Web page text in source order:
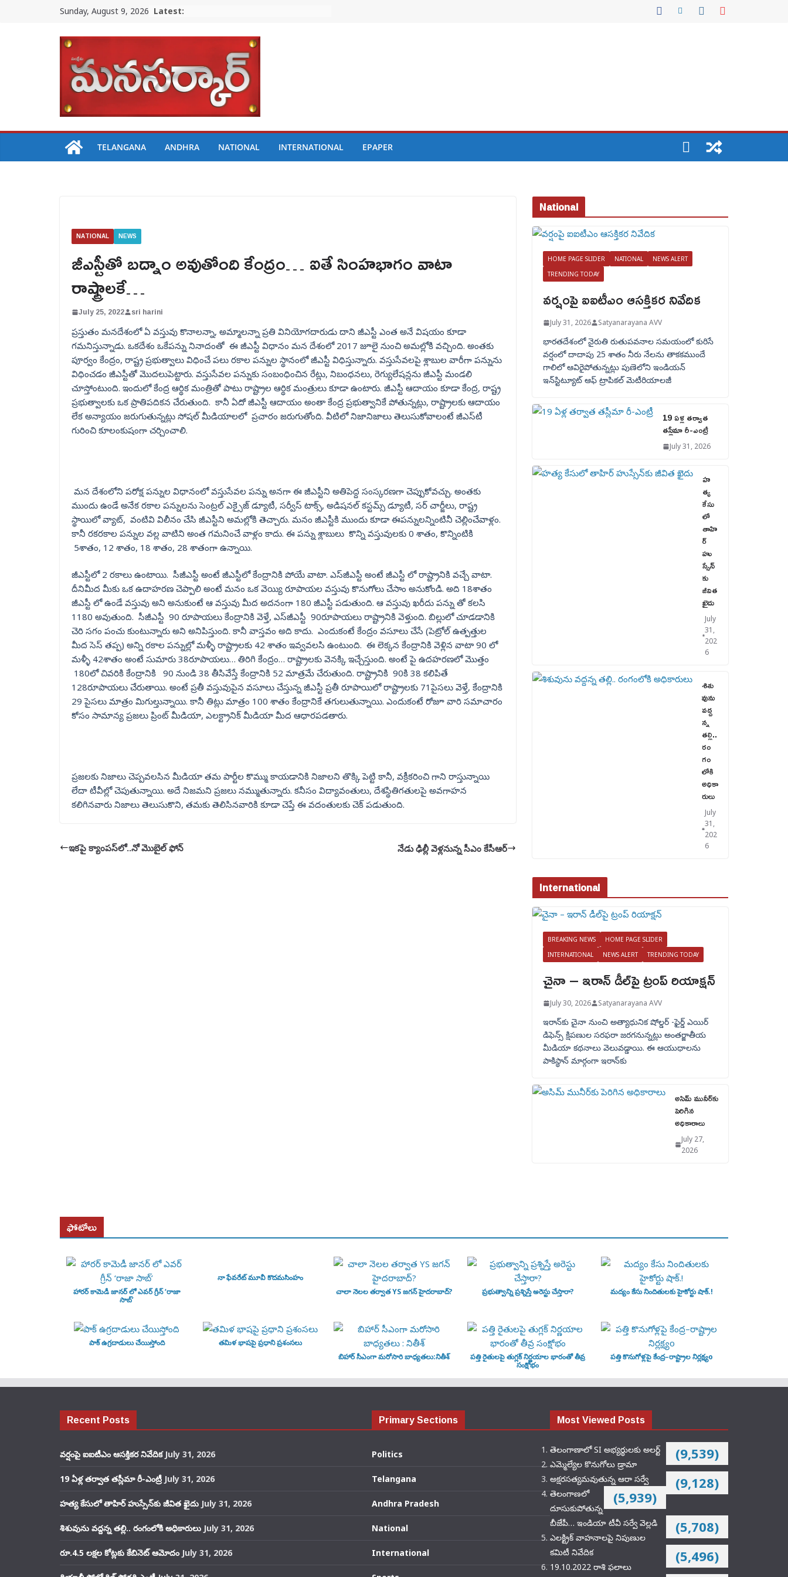
Sunday, August 9, 2026 Latest:
TELANGANA ANDHRA NATIONAL INTERNATIONAL EPAPER
NATIONAL NEWS
జీఎస్టీతో బద్నాం అవుతోంది కేంద్రం… ఐతే సింహభాగం వాటా
రాష్ట్రాలకే…
July 25, 2022 sri harini
ప్రస్తుతం మనదేశంలో ఏ వస్తువు కొనాలన్నా, అమ్మాలన్నా ప్రతి వినియోగదారుడు దాని జీఎస్టీ ఎంత అనే విషయం కూడా
గమనిస్తున్నాడు. ఒకదేశం ఒకేపన్ను నినాదంతో ఈ జీఎస్టీ విధానం మన దేశంలో 2017 జూలై నుంచి అమల్లోకి వచ్చింది. అంతకు
పూర్వం కేంద్రం, రాష్ట్ర ప్రభుత్వాలు విధించే పలు రకాల పన్నుల స్థానంలో జీఎస్టీ విధిస్తున్నారు. వస్తుసేవలపై శ్లాబుల వారీగా పన్నును
విధించడం జీఎస్టీతో మొదలుపెట్టారు. వస్తుసేవల పన్నుకు సంబంధించిన రేట్లు, నిబంధనలు, రెగ్యులేషన్లను జీఎస్టీ మండలి
చూస్తోంటుంది. ఇందులో కేంద్ర ఆర్థిక మంత్రితో పాటు రాష్ట్రాల ఆర్థిక మంత్రులు కూడా ఉంటారు. జీఎస్టీ ఆదాయం కూడా కేంద్ర, రాష్ట్ర
ప్రభుత్వాలకు ఒక ప్రాతిపదికన చేరుతుంది. కానీ ఏదో జీఎస్టీ ఆదాయం అంతా కేంద్ర ప్రభుత్వానికే పోతున్నట్లు, రాష్ట్రాలకు ఆదాయం
లేక అన్యాయం జరుగుతున్నట్లు సోషల్‌ మీడియాలలో ప్రచారం జరుగుతోంది. వీటిలో నిజానిజాలు తెలుసుకోవాలంటే జీఎస్‌టీ
గురించి కూలంకుషంగా చర్చించాలి.
మన దేశంలోని పరోక్ష పన్నుల విధానంలో వస్తుసేవల పన్ను అనగా ఈ జీఎస్టీని అతిపెద్ద సంస్కరణగా చెప్పుకోవచ్చు. అంతకు
ముందు ఉండే అనేక రకాల పన్నులను సెంట్రల్ ఎక్సైజ్ డ్యూటీ, సర్వీస్ టాక్స్, అడిషనల్ కస్టమ్స్ డ్యూటీ, సర్ చార్జీలు, రాష్ట్ర
స్థాయిలో వ్యాట్, వంటివి విలీనం చేసి జీఎస్టీని అమల్లోకి తెచ్చారు. మనం జీఎస్టీకి ముందు కూడా ఈపన్నులన్నింటినీ చెల్లించేవాళ్లం.
కానీ రకరకాల పన్నుల వల్ల వాటిని అంత గమనించే వాళ్లం కాదు. ఈ పన్ను శ్లాబులు కొన్ని వస్తువులకు 0 శాతం, కొన్నింటికి
5శాతం, 12 శాతం, 18 శాతం, 28 శాతంగా ఉన్నాయి.
జీఎస్టీలో 2 రకాలు ఉంటాయి. సీజీఎస్టీ అంటే జీఎస్టీలో కేంద్రానికి పోయే వాటా. ఎస్‌జీఎస్టీ అంటే జీఎస్టీ లో రాష్ట్రానికి వచ్చే వాటా.
దీనిమీద మీకు ఒక ఉదాహరణ చెప్పాలి అంటే మనం ఒక వెయ్యి రూపాయల వస్తువు కొనుగోలు చేసాం అనుకోండి. అది 18శాతం
జీఎస్టీ లో ఉండే వస్తువు అని అనుకుంటే ఆ వస్తువు మీద అదనంగా 180 జీఎస్టీ పడుతుంది. ఆ వస్తువు ఖరీదు పన్ను తో కలసి
1180 అవుతుంది. సీజీఎస్టీ 90 రూపాయలు కేంద్రానికి వెళ్తే, ఎస్‌జీఎస్టీ 90రూపాయలు రాష్ట్రానికి వెళ్తుంది. బిల్లులో చూడడానికి
చెరి సగం పంచు కుంటున్నారు అని అనిపిస్తుంది. కానీ వాస్తవం అది కాదు. ఎందుకంటే కేంద్రం వసూలు చేసే (పెట్రోల్ ఉత్పత్తుల
మీద సెస్ తప్ప) అన్ని రకాల పన్నుల్లో మళ్ళీ రాష్ట్రాలకు 42 శాతం ఇవ్వవలసి ఉంటుంది. ఈ లెక్కన కేంద్రానికి వెళ్లిన వాటా 90 లో
మళ్ళీ 42శాతం అంటే సుమారు 38రూపాయలు… తిరిగి కేంద్రం… రాష్ట్రాలకు వెనక్కి ఇచ్చేస్తుంది. అంటే పై ఉదహరణలో మొత్తం
180లో చివరికి కేంద్రానికి 90 నుండి 38 తీసివేస్తే కేంద్రానికి 52 మాత్రమే చేరుతుంది. రాష్ట్రానికి 90కి 38 కలిపితే
128రూపాయలు చేరుతాయి. అంటే ప్రతీ వస్తువుపైన వసూలు చేస్తున్న జీఎస్టీ ప్రతీ రూపాయిలో రాష్ట్రాలకు 71పైసలు వెళ్తే, కేంద్రానికి
29 పైసలు మాత్రం మిగుల్తున్నాయి. కానీ తిట్లు మాత్రం 100 శాతం కేంద్రానికే తగులుతున్నాయి. ఎందుకంటే రోజూ వారి సమాచారం
కోసం సామాన్య ప్రజలు ప్రింట్ మీడియా, ఎలక్ట్రానిక్ మీడియా మీద ఆధారపడతారు.
ప్రజలకు నిజాలు చెప్పవలసిన మీడియా తమ పార్టీల కొమ్ము కాయడానికి నిజాలని తొక్కి పెట్టి కానీ, వక్రీకరించి గాని రాస్తున్నాయి
లేదా టీవీల్లో చెపుతున్నాయి. అదే నిజమని ప్రజలు నమ్ముతున్నారు. కనీసం విద్యావంతులు, దేశస్థితిగతులపై అవగాహన
కలిగినవారు నిజాలు తెలుసుకొని, తమకు తెలిసినవారికి కూడా చెప్తే ఈ వదంతులకు చెక్ పడుతుంది.
ఇకపై క్యాంపస్‌లో..నో మొబైల్ ఫోన్ నేడు ఢిల్లీ వెళ్లనున్న సీఎం కేసీఆర్
National
HOME PAGE SLIDER NATIONAL
NEWS ALERT
TRENDING TODAY
వర్షంపై ఐఐటీఎం ఆసక్తికర నివేదిక
July 31, 2026 Satyanarayana AVV
భారతదేశంలో నైరుతి రుతుపవనాల సమయంలో కురిసే
వర్షంలో దాదాపు 25 శాతం నీరు నేలను తాకకముందే
గాలిలో ఆవిరైపోతున్నట్లు పుణెలోని ఇండియన్
ఇన్‌స్టిట్యూట్ ఆఫ్ ట్రాపికల్ మెటీరియాలజీ
19 ఏళ్ల తర్వాత
తస్లీమా రీ-ఎంట్రీ
July 31, 2026
హ
త్య
కేసు
లో
తాహి
ర్
హు
స్సేన్‌
కు
జీవిత
ఖైదు
July
31,
202
6
శిశు
వును
వద్ద
న్న
తల్లి..
రం
గం
లోకి
అధికా
రులు
July
31,
202
6
International
BREAKING NEWS
HOME PAGE SLIDER
INTERNATIONAL
NEWS ALERT TRENDING TODAY
చైనా – ఇరాన్ డీల్‌పై ట్రంప్ రియాక్షన్
July 30, 2026 Satyanarayana AVV
ఇరాన్‌కు చైనా నుంచి అత్యాధునిక షోల్డర్‌ -ఫైర్డ్ ఎయిర్
డిఫెన్స్ క్షిపణుల సరఫరా జరగనున్నట్లు అంతర్జాతీయ
మీడియా కథనాలు వెలువడ్డాయి. ఈ ఆయుధాలను
పాకిస్థాన్‌ మార్గంగా ఇరాన్‌కు
అసిమ్ మునీర్‌కు
పెరిగిన
అధికారాలు
July 27,
2026
ఫోటోలు
హారర్ కామెడీ జానర్ లో ఎవర్ గ్రీన్ ‘రాజా
సాబ్’
నా ఫేవరేట్ మూవీ కొదమసింహం
చాలా నెలల తర్వాత YS జగన్ హైదరాబాద్?
ప్రభుత్వాన్ని ప్రశ్నిస్తే అరెస్టు చేస్తారా? మద్యం కేసు నిందితులకు హైకోర్టు షాక్.!
పాక్ ఉగ్రదాడులు చేయిస్తోంది
తమిళ భాషపై ప్రధాని ప్రశంసలు
బిహార్ సీఎంగా మరోసారి బాధ్యతలు:నితీశ్
పత్తి రైతులపై తుగ్లక్‌ నిర్ణయాల భారంతో తీవ్ర
సంక్షోభం
పత్తి కొనుగోళ్లపై కేంద్ర–రాష్ట్రాల నిర్లక్ష్యo
Recent Posts
వర్షంపై ఐఐటీఎం ఆసక్తికర నివేదిక July 31, 2026
19 ఏళ్ల తర్వాత తస్లీమా రీ-ఎంట్రీ July 31, 2026
హత్య కేసులో తాహిర్ హుస్సేన్‌కు జీవిత ఖైదు July 31, 2026
శిశువును వద్దన్న తల్లి.. రంగంలోకి అధికారులు July 31, 2026
రూ.4.5 లక్షల కోట్లకు కేబినెట్ ఆమోదం July 31, 2026
Primary Sections
Politics
Telangana
Andhra Pradesh
National
International
Most Viewed Posts
తెలంగాణాలో SI అభ్యర్థులకు అలర్ట్ (9,539)
ఎమ్మెల్యేల కొనుగోలు డ్రామా
(9,128)
అక్షరసత్యమవుతున్న ఆరా సర్వే
(5,939)
తెలంగాణలో
దూసుకుపోతున్న
బీజేపీ… ఇండియా టీవీ సర్వే వెల్లడి
(5,708)
ఎలక్ట్రిక్‌ వాహనాలపై నిపుణుల
కమిటీ నివేదిక
(5,496)
19.10.2022 రాశి ఫలాలు